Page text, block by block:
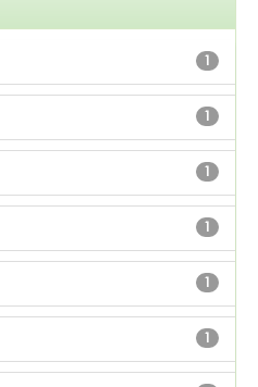
1
1
1
1
1
1